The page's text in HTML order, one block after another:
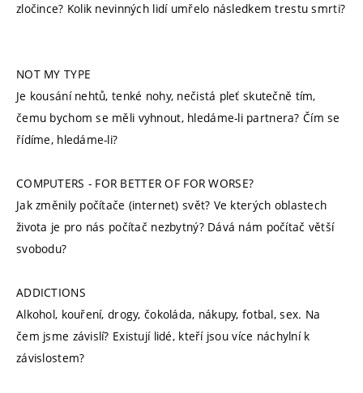
zločince? Kolik nevinných lidí umřelo následkem trestu smrti?
NOT MY TYPE
Je kousání nehtů, tenké nohy, nečistá pleť skutečně tím,
čemu bychom se měli vyhnout, hledáme-li partnera? Čím se
řídíme, hledáme-li?
COMPUTERS - FOR BETTER OF FOR WORSE?
Jak změnily počítače (internet) svět? Ve kterých oblastech
života je pro nás počítač nezbytný? Dává nám počítač větší
svobodu?
ADDICTIONS
Alkohol, kouření, drogy, čokoláda, nákupy, fotbal, sex. Na
čem jsme závislí? Existují lidé, kteří jsou více náchylní k
závislostem?